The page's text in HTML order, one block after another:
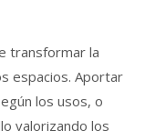
transformar la
espacios. Aportar
los usos, o
valorizando los